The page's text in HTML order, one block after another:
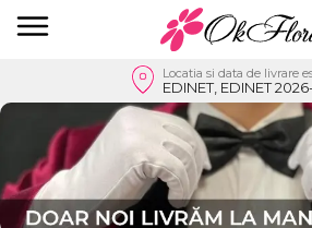
Locatia si data de livrare
EDINET, EDINET